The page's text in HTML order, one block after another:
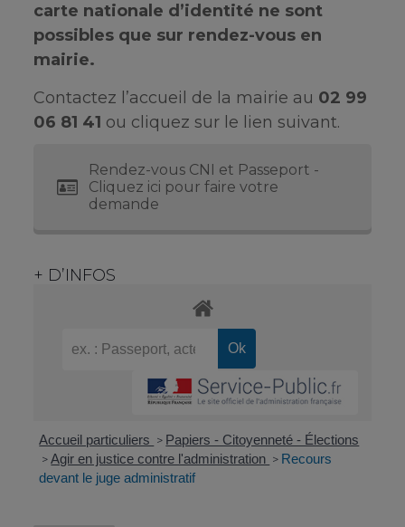
carte nationale d’identité ne sont
possibles que sur rendez-vous en
mairie.
Contactez l’accueil de la mairie au 02 99
06 81 41 ou cliquez sur le lien suivant.
Rendez-vous CNI et Passeport -
Cliquez ici pour faire votre
demande
+ D’INFOS
Accueil particuliers > Papiers - Citoyenneté - Élections
> Agir en justice contre l'administration > Recours
devant le juge administratif